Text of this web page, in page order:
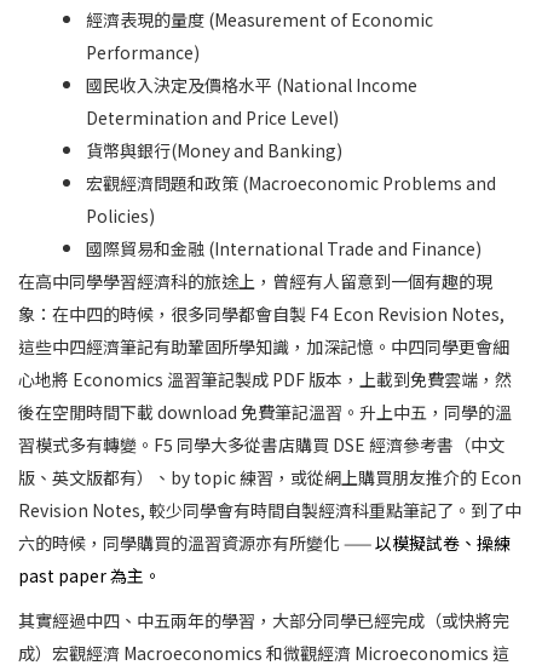
經濟表現的量度 (Measurement of Economic
Performance)
國民收入決定及價格水平 (National Income
Determination and Price Level)
貨幣與銀行(Money and Banking)
宏觀經濟問題和政策 (Macroeconomic Problems and
Policies)
國際貿易和金融 (International Trade and Finance)
在高中同學學習經濟科的旅途上，曾經有人留意到一個有趣的現
象：在中四的時候，很多同學都會自製 F4 Econ Revision Notes,
這些中四經濟筆記有助鞏固所學知識，加深記憶。中四同學更會細
心地將 Economics 溫習筆記製成 PDF 版本，上載到免費雲端，然
後在空閒時間下載 download 免費筆記溫習。升上中五，同學的溫
習模式多有轉變。F5 同學大多從書店購買 DSE 經濟參考書（中文
版、英文版都有）、by topic 練習，或從網上購買朋友推介的 Econ
Revision Notes, 較少同學會有時間自製經濟科重點筆記了。到了中
六的時候，同學購買的溫習資源亦有所變化 —— 以模擬試卷、操練
past paper 為主。
其實經過中四、中五兩年的學習，大部分同學已經完成（或快將完
成）宏觀經濟 Macroeconomics 和微觀經濟 Microeconomics 這